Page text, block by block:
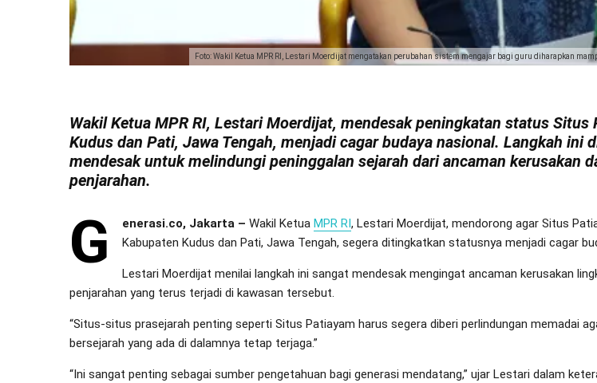
Foto: Wakil Ketua MPR RI, Lestari Moerdijat mengatakan perubahan sistem mengajar bagi guru diharapkan
Wakil Ketua MPR RI, Lestari Moerdijat, mendesak peningkatan status Situs
Kudus dan Pati, Jawa Tengah, menjadi cagar budaya nasional. Langkah ini
mendesak untuk melindungi peninggalan sejarah dari ancaman kerusakan
penjarahan.
G enerasi.co, Jakarta – Wakil Ketua MPR RI, Lestari Moerdijat, mendorong agar Situs
Kabupaten Kudus dan Pati, Jawa Tengah, segera ditingkatkan statusnya menjadi cagar
Lestari Moerdijat menilai langkah ini sangat mendesak mengingat ancaman kerusakan
penjarahan yang terus terjadi di kawasan tersebut.
“Situs-situs prasejarah penting seperti Situs Patiayam harus segera diberi perlindungan memadai
bersejarah yang ada di dalamnya tetap terjaga.”
“Ini sangat penting sebagai sumber pengetahuan bagi generasi mendatang,” ujar Lestari dalam